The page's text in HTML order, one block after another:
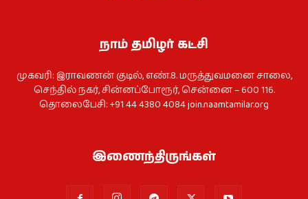
நாம் தமிழர் கட்சி
முகவரி: இராவணன் குடில், எண்.8. மருத்துவமனை சாலை,
செந்தில் நகர், சின்னப்போரூர், சென்னை – 600 116.
தொலைபேசி: +91 44 4380 4084join.naamtamilar.org
இணைந்திருங்கள்